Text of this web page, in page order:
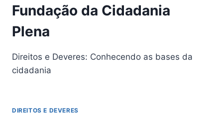
Fundação da Cidadania
Plena
Direitos e Deveres: Conhecendo as bases da
cidadania
DIREITOS E DEVERES